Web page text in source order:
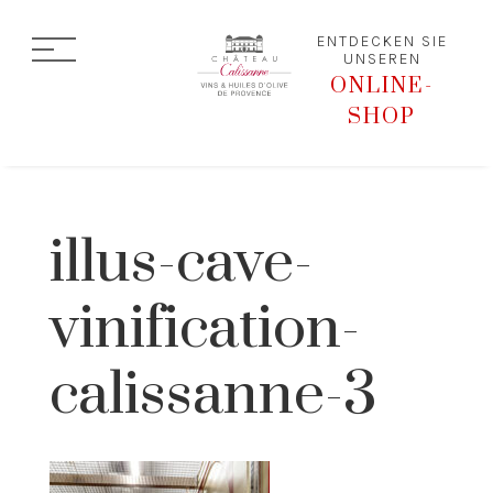
ENTDECKEN SIE
UNSEREN
ONLINE-
SHOP
illus-cave-
vinification-
calissanne-3